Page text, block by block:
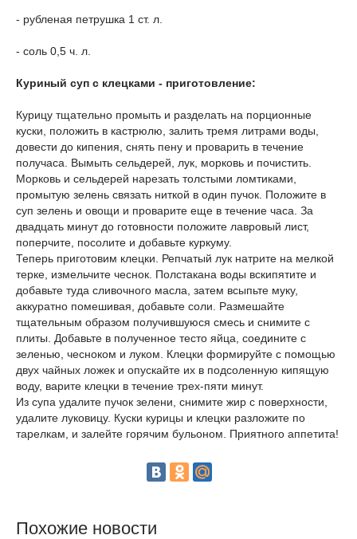
- рубленая петрушка 1 ст. л.
- соль 0,5 ч. л.
Куриный суп с клецками - приготовление:
Курицу тщательно промыть и разделать на порционные
куски, положить в кастрюлю, залить тремя литрами воды,
довести до кипения, снять пену и проварить в течение
получаса. Вымыть сельдерей, лук, морковь и почистить.
Морковь и сельдерей нарезать толстыми ломтиками,
промытую зелень связать ниткой в один пучок. Положите в
суп зелень и овощи и проварите еще в течение часа. За
двадцать минут до готовности положите лавровый лист,
поперчите, посолите и добавьте куркуму.
Теперь приготовим клецки. Репчатый лук натрите на мелкой
терке, измельчите чеснок. Полстакана воды вскипятите и
добавьте туда сливочного масла, затем всыпьте муку,
аккуратно помешивая, добавьте соли. Размешайте
тщательным образом получившуюся смесь и снимите с
плиты. Добавьте в полученное тесто яйца, соедините с
зеленью, чесноком и луком. Клецки формируйте с помощью
двух чайных ложек и опускайте их в подсоленную кипящую
воду, варите клецки в течение трех-пяти минут.
Из супа удалите пучок зелени, снимите жир с поверхности,
удалите луковицу. Куски курицы и клецки разложите по
тарелкам, и залейте горячим бульоном. Приятного аппетита!
Похожие новости